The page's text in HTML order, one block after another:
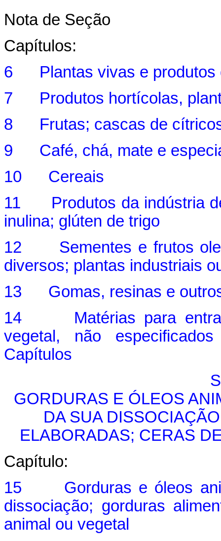
Nota de Seção
Capítulos:
6 Plantas vivas e produtos
7 Produtos hortícolas,
8 Frutas; cascas de
9 Café, chá, mate e
10 Cereais
11 Produtos da indústria
inulina; glúten de trigo
12 Sementes e frutos
diversos; plantas industriais
13 Gomas, resinas e
14 Matérias para
vegetal, não
Capítulos
GORDURAS E ÓLEOS
DA SUA
ELABORADAS; CERAS
Capítulo:
15 Gorduras e óleos
dissociação; gorduras
animal ou vegetal